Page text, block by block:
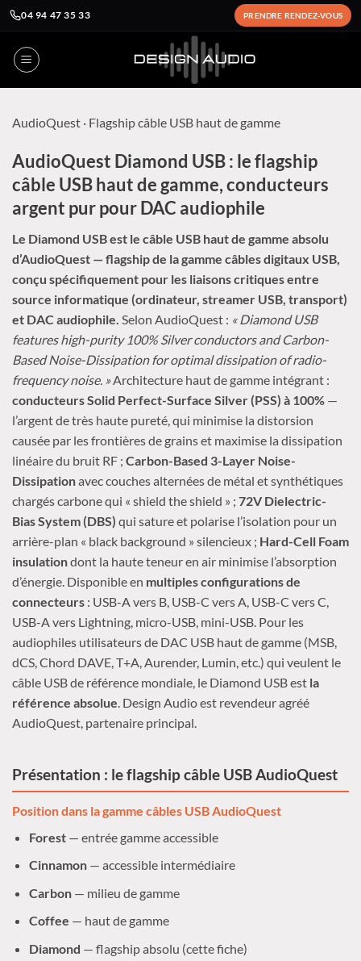
04 94 47 35 33 PRENDRE RENDEZ-VOUS
AudioQuest · Flagship câble USB haut de gamme
AudioQuest Diamond USB : le flagship
câble USB haut de gamme, conducteurs
argent pur pour DAC audiophile
Le Diamond USB est le câble USB haut de gamme absolu
d’AudioQuest — flagship de la gamme câbles digitaux USB,
conçu spécifiquement pour les liaisons critiques entre
source informatique (ordinateur, streamer USB, transport)
et DAC audiophile. Selon AudioQuest : « Diamond USB
features high-purity 100% Silver conductors and Carbon-
Based Noise-Dissipation for optimal dissipation of radio-
frequency noise. »Architecture haut de gamme intégrant :
conducteurs Solid Perfect-Surface Silver (PSS) à 100% —
l’argent de très haute pureté, qui minimise la distorsion
causée par les frontières de grains et maximise la dissipation
linéaire du bruit RF ; Carbon-Based 3-Layer Noise-
Dissipationavec couches alternées de métal et synthétiques
chargés carbone qui « shield the shield » ; 72V Dielectric-
Bias System (DBS) qui sature et polarise l’isolation pour un
arrière-plan « black background » silencieux ; Hard-Cell Foam
insulationdont la haute teneur en air minimise l’absorption
d’énergie. Disponible en multiples configurations de
connecteurs : USB-A vers B, USB-C vers A, USB-C vers C,
USB-A vers Lightning, micro-USB, mini-USB. Pour les
audiophiles utilisateurs de DAC USB haut de gamme (MSB,
dCS, Chord DAVE, T+A, Aurender, Lumin, etc.) qui veulent le
câble USB de référence mondiale, le Diamond USB est la
référence absolue. Design Audio est revendeur agréé
AudioQuest, partenaire principal.
Présentation : le flagship câble USB AudioQuest
Position dans la gamme câbles USB AudioQuest
Forest— entrée gamme accessible
Cinnamon— accessible intermédiaire
Carbon— milieu de gamme
Coffee — haut de gamme
Diamond — flagship absolu (cette fiche)